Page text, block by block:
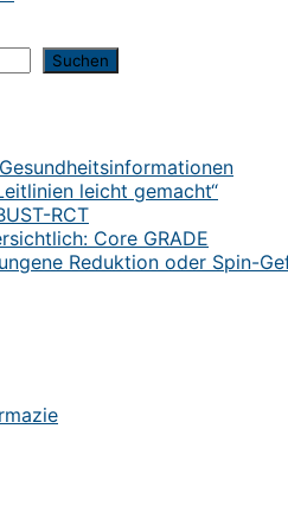
Suchen
leicht gemacht“
RCT
Core GRADE
Reduktion oder Spin-